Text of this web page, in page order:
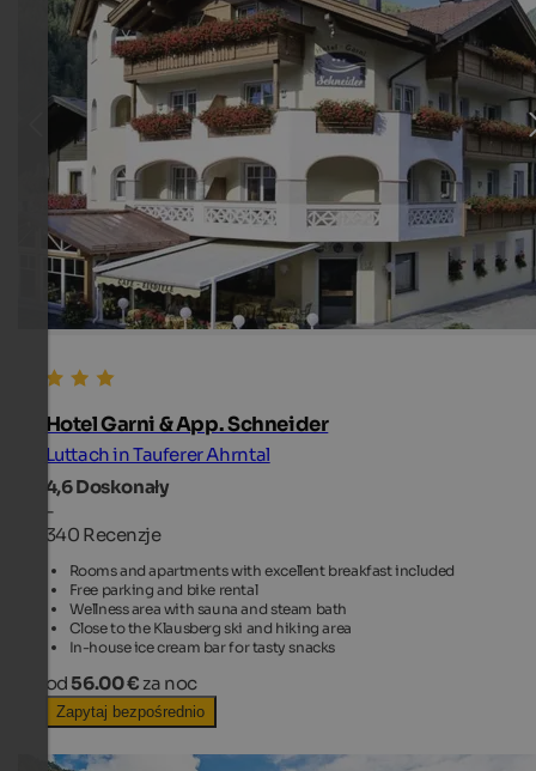
Hotel Garni & App. Schneider
Luttach in Tauferer Ahrntal
4,6Doskonały
-
340 Recenzje
Rooms and apartments with excellent breakfast included
Free parking and bike rental
Wellness area with sauna and steam bath
Close to the Klausberg ski and hiking area
In-house ice cream bar for tasty snacks
od 56.00 € za noc
Zapytaj bezpośrednio